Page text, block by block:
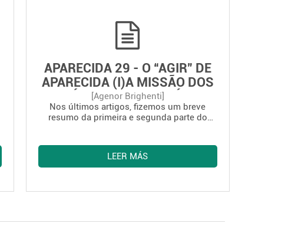
APARECIDA 29 - O “AGIR” DE
APARECIDA (I)A MISSÃO DOS
DISCÍPULOS MISSIONÁRIOS
[Agenor Brighenti]
Nos últimos artigos, fizemos um breve
resumo da primeira e segunda parte do
dedicada ao “agir”. Em quatro artigos,
vamos apresentar as perspectivas de ação
para que nossos povos tenham a vida e
LEER MÁS